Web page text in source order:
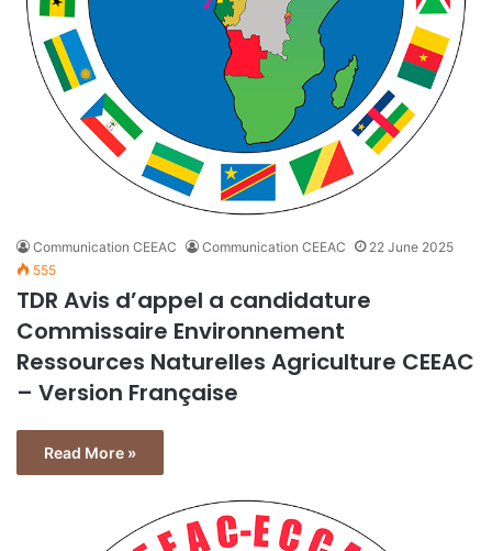
Communication CEEAC Communication CEEAC
22 June 2025
555
TDR Avis d’appel a candidature
Commissaire Environnement
Ressources Naturelles Agriculture CEEAC
– Version Française
Read More »